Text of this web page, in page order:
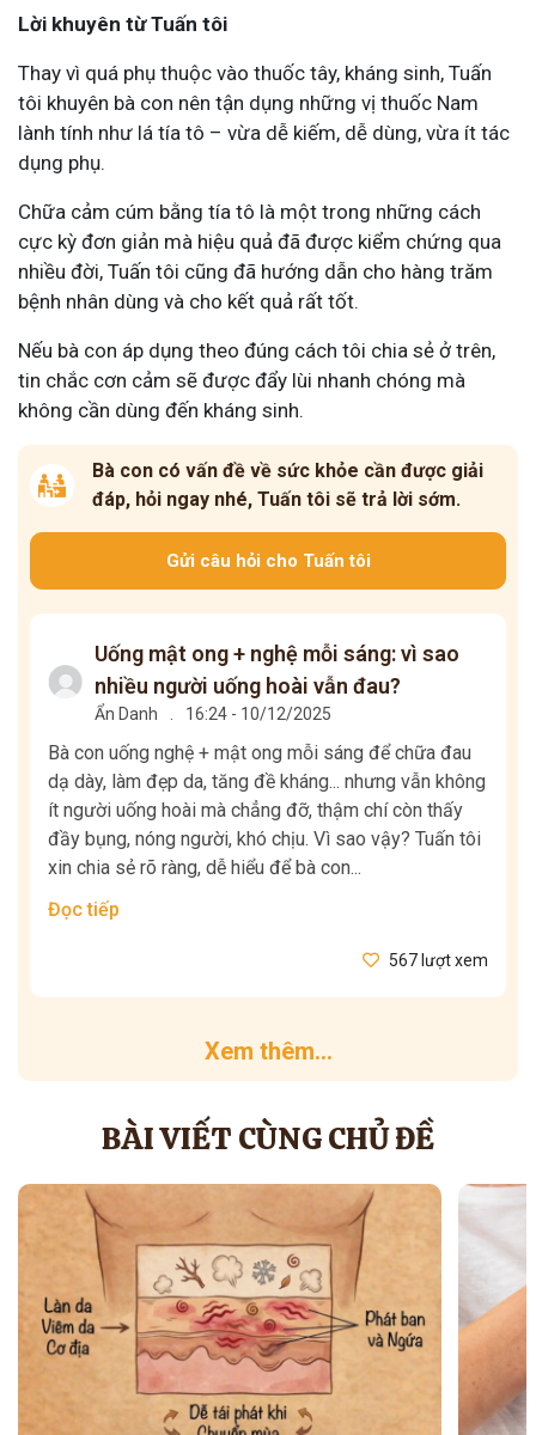
Lời khuyên từ Tuấn tôi
Thay vì quá phụ thuộc vào thuốc tây, kháng sinh, Tuấn
tôi khuyên bà con nên tận dụng những vị thuốc Nam
lành tính như lá tía tô – vừa dễ kiếm, dễ dùng, vừa ít tác
dụng phụ.
Chữa cảm cúm bằng tía tô là một trong những cách
cực kỳ đơn giản mà hiệu quả đã được kiểm chứng qua
nhiều đời, Tuấn tôi cũng đã hướng dẫn cho hàng trăm
bệnh nhân dùng và cho kết quả rất tốt.
Nếu bà con áp dụng theo đúng cách tôi chia sẻ ở trên,
tin chắc cơn cảm sẽ được đẩy lùi nhanh chóng mà
không cần dùng đến kháng sinh.
Bà con có vấn đề về sức khỏe cần được giải
đáp, hỏi ngay nhé, Tuấn tôi sẽ trả lời sớm.
Gửi câu hỏi cho Tuấn tôi
Uống mật ong + nghệ mỗi sáng: vì sao
nhiều người uống hoài vẫn đau?
Ẩn Danh 16:24 - 10/12/2025
Bà con uống nghệ + mật ong mỗi sáng để chữa đau
dạ dày, làm đẹp da, tăng đề kháng... nhưng vẫn không
ít người uống hoài mà chẳng đỡ, thậm chí còn thấy
đầy bụng, nóng người, khó chịu. Vì sao vậy? Tuấn tôi
xin chia sẻ rõ ràng, dễ hiểu để bà con...
Đọc tiếp
567 lượt xem
Xem thêm...
BÀI VIẾT CÙNG CHỦ ĐỀ